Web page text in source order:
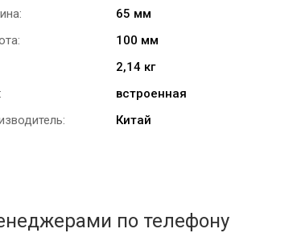
65 мм
100 мм
2,14 кг
встроенная
Китай
по телефону